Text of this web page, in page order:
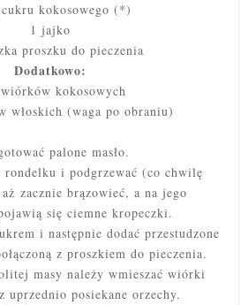
cukru kokosowego (*)
1 jajko
proszku do pieczenia
Dodatkowo:
kokosowych
włoskich (waga po obraniu)
palone masło.
rondelku i podgrzewać (co chwilę
zacznie brązowieć, a na jego
się ciemne kropeczki.
i następnie dodać przestudzone
z proszkiem do pieczenia.
masy należy wmieszać wiórki
uprzednio posiekane orzechy.